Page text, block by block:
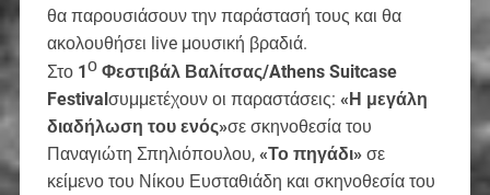
θα παρουσιάσουν την παράστασή τους και θα
ακολουθήσει live μουσική βραδιά.
Στο 1οΦεστιβάλ Βαλίτσας/Athens Suitcase
Festivalσυμμετέχουν οι παραστάσεις: «Η μεγάλη
διαδήλωση του ενός»σε σκηνοθεσία του
Παναγιώτη Σπηλιόπουλου, «Το πηγάδι»σε
κείμενο του Νίκου Ευσταθιάδη και σκηνοθεσία του